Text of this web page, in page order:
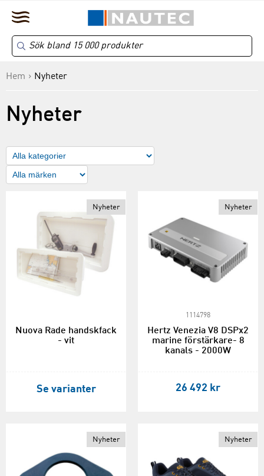
Hem Nyheter
Nyheter
Nyheter
Nuova Rade handskfack
- vit
Se varianter
Nyheter
1114798
Hertz Venezia V8 DSPx2
marine förstärkare- 8
kanals - 2000W
26 492 kr
Nyheter Nyheter